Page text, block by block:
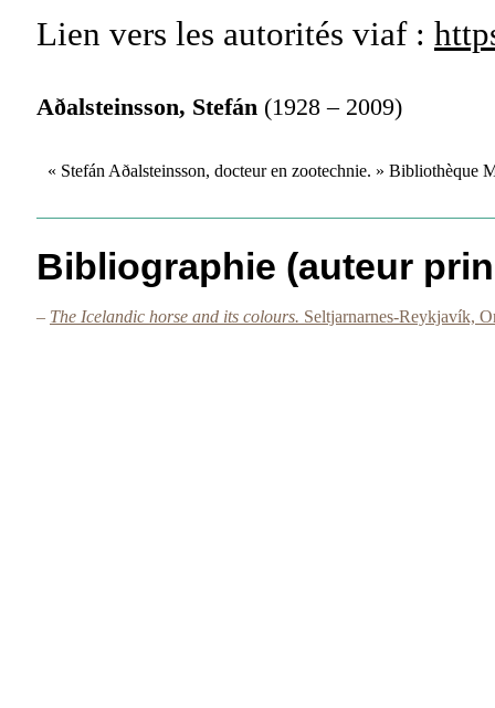
Lien vers les autorités viaf :
Aðalsteinsson, Stefán (1928 – 2009)
« Stefán Aðalsteinsson, docteur en zootechnie. » Bibliothèque
Bibliographie (auteur
– The Icelandic horse and its colours. Seltjarnarnes-Reykjavík,